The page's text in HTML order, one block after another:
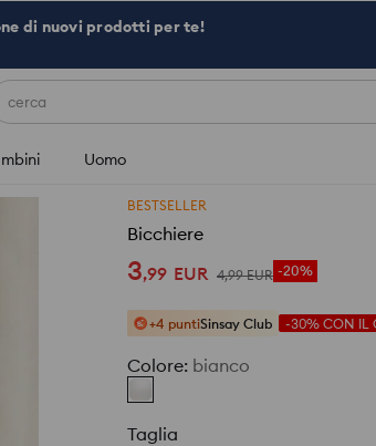
di nuovi prodotti per te!
cerca
Uomo
BESTSELLER
Bicchiere
3,99 EUR 4,99 EUR -20%
+4 puntiSinsay Club -30% CON IL
Colore: bianco
Taglia